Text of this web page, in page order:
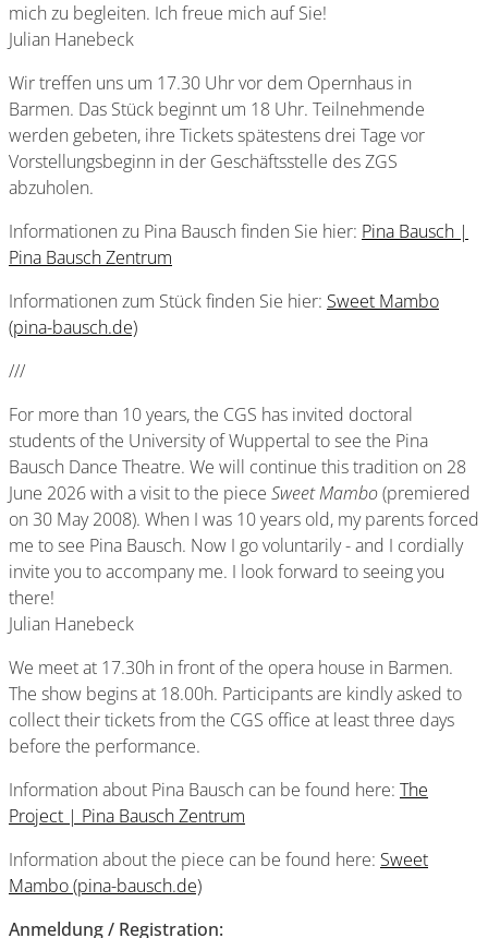
mich zu begleiten. Ich freue mich auf Sie!
Julian Hanebeck
Wir treffen uns um 17.30 Uhr vor dem Opernhaus in
Barmen. Das Stück beginnt um 18 Uhr. Teilnehmende
werden gebeten, ihre Tickets spätestens drei Tage vor
Vorstellungsbeginn in der Geschäftsstelle des ZGS
abzuholen.
Informationen zu Pina Bausch finden Sie hier: Pina Bausch |
Pina Bausch Zentrum
Informationen zum Stück finden Sie hier: Sweet Mambo
(pina-bausch.de)
///
For more than 10 years, the CGS has invited doctoral
students of the University of Wuppertal to see the Pina
Bausch Dance Theatre. We will continue this tradition on 28
June 2026 with a visit to the piece Sweet Mambo(premiered
on 30 May 2008). When I was 10 years old, my parents forced
me to see Pina Bausch. Now I go voluntarily - and I cordially
invite you to accompany me. I look forward to seeing you
there!
Julian Hanebeck
We meet at 17.30h in front of the opera house in Barmen.
The show begins at 18.00h. Participants are kindly asked to
collect their tickets from the CGS office at least three days
before the performance.
Information about Pina Bausch can be found here: The
Project | Pina Bausch Zentrum
Information about the piece can be found here: Sweet
Mambo (pina-bausch.de)
Anmeldung / Registration: